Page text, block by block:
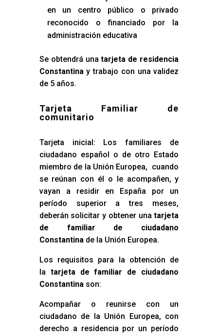
en un centro público o privado
reconocido o financiado por la
administración educativa
Se obtendrá unatarjeta de residencia
Constantina y trabajo con una validez
de 5 años.
Tarjeta Familiar de
comunitario
Tarjeta inicial: Los familiares de
ciudadano español o de otro Estado
miembro de la Unión Europea, cuando
se reúnan con él o le acompañen, y
vayan a residir en España por un
período superior a tres meses,
deberán solicitar y obtener unatarjeta
de familiar de ciudadano
Constantina de la Unión Europea.
Los requisitos para la obtención de
la tarjeta de familiar de ciudadano
Constantina son:
Acompañar o reunirse con un
ciudadano de la Unión Europea, con
derecho a residencia por un período